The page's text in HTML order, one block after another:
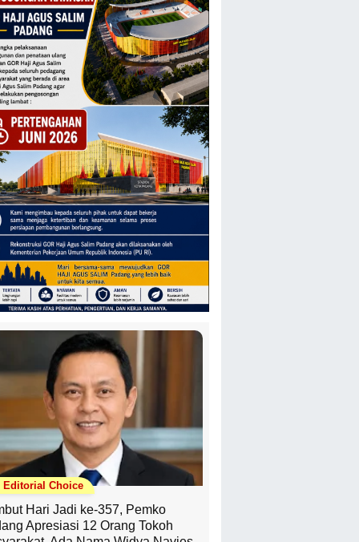
Editorial Choice
Hari Jadi ke-357, Pemko
Apresiasi 12 Orang Tokoh